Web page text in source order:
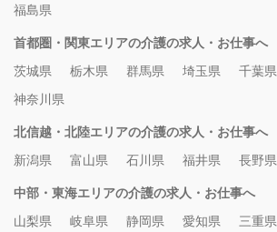
福島県
首都圏・関東エリアの介護の求人・お仕事へ
茨城県
栃木県 群馬県 埼玉県 千葉県
神奈川県
北信越・北陸エリアの介護の求人・お仕事へ
新潟県
富山県 石川県 福井県 長野県
中部・東海エリアの介護の求人・お仕事へ
山梨県
岐阜県 静岡県 愛知県 三重県